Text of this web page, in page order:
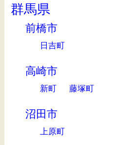
群馬県
前橋市
日吉町
高崎市
新町 藤塚町
沼田市
上原町